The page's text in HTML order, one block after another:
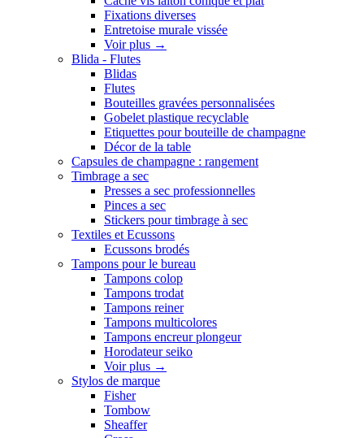
Fixations diverses
Entretoise murale vissée
Voir plus →
Blida - Flutes
Blidas
Flutes
Bouteilles gravées personnalisées
Gobelet plastique recyclable
Etiquettes pour bouteille de champagne
Décor de la table
Capsules de champagne : rangement
Timbrage a sec
Presses a sec professionnelles
Pinces a sec
Stickers pour timbrage à sec
Textiles et Ecussons
Ecussons brodés
Tampons pour le bureau
Tampons colop
Tampons trodat
Tampons reiner
Tampons multicolores
Tampons encreur plongeur
Horodateur seiko
Voir plus →
Stylos de marque
Fisher
Tombow
Sheaffer